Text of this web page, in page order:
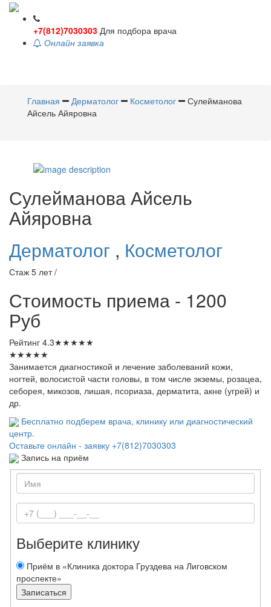
+7(812)7030303 Для подбора врача
Онлайн заявка
Главная
Дерматолог Косметолог
Сулейманова
Айсель Айяровна
СулеймановаАйсель
Айяровна
Дерматолог , Косметолог
Стаж 5 лет /
Стоимость приема - 1200
Руб
Рейтинг 4.3★★★★★
★★★★★
Занимается диагностикой и лечение заболеваний кожи,
ногтей, волосистой части головы, в том числе экземы, розацеа,
себорея, микозов, лишая, псориаза, дерматита, акне (угрей) и
др.
Бесплатно подберем врача, клинику или диагностический
центр.
Оставьте онлайн - заявку +7(812)7030303
Запись на приём
Выберите клинику
Приём в «Клиника доктора Груздева на Лиговском
проспекте»